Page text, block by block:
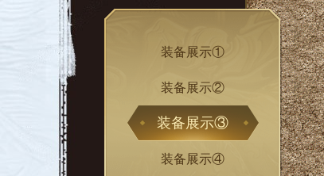
装备展示①
装备展示②
装备展示③
装备展示④